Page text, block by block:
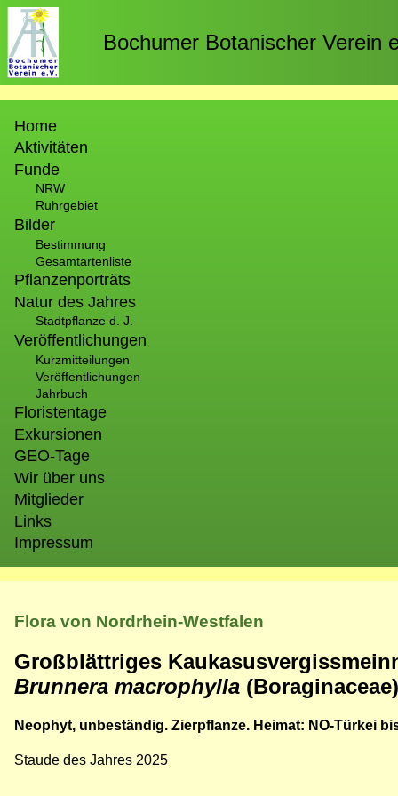
Direkt
zum
Inhalt
Bochumer Botanischer Verein
Home
Aktivitäten
Funde
NRW
Ruhrgebiet
Bilder
Bestimmung
Gesamtartenliste
Pflanzenporträts
Natur des Jahres
Stadtpflanze d. J.
Veröffentlichungen
Kurzmitteilungen
Veröffentlichungen
Jahrbuch
Floristentage
Exkursionen
GEO-Tage
Wir über uns
Mitglieder
Links
Impressum
Flora von Nordrhein-Westfalen
Großblättriges
Brunnera macrophylla (Boraginaceae)
Neophyt, unbeständig. Zierpflanze. Heimat: NO-Türkei
Staude des Jahres 2025